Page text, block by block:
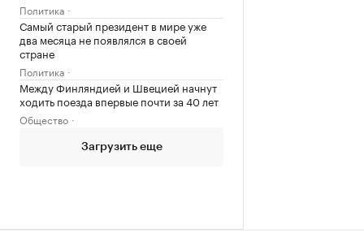
Политика
Самый старый президент в мире уже
два месяца не появлялся в своей
стране
Политика
Между Финляндией и Швецией начнут
ходить поезда впервые почти за 40 лет
Общество
Загрузить еще